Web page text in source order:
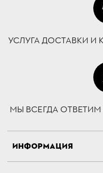
УСЛУГА ДОСТАВКИ
МЫ ВСЕГДА
ИНФОРМАЦИЯ